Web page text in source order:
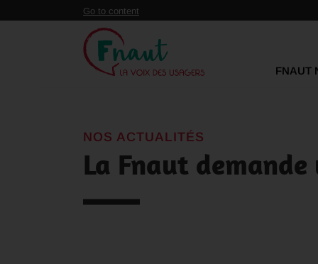
Panneau de gestion des cookies
Go to content
FNAUT
NOS ACTUALITÉS
La Fnaut